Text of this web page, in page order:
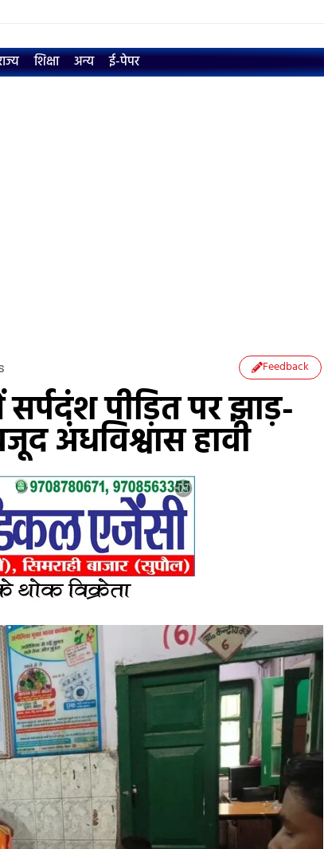
शिक्षा अन्य ई-पेपर
Feedback
पीड़ित पर झाड़-
अंधविश्वास हावी